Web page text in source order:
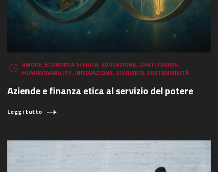
AMORE, ECONOMIA SFERICA, EDUCAZIONE, GRATITUDINE,
HUMANOVABILITY, INNOVAZIONE, SFERISMO, SOSTENIBILITÀ
Aziende e finanza etica al servizio del potere
Leggi tutto